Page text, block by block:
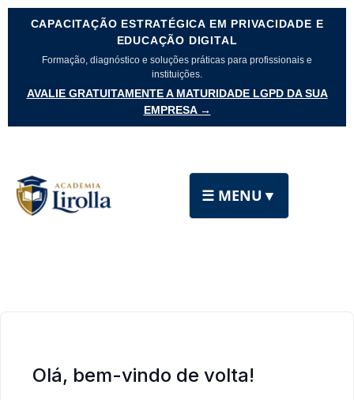
CAPACITAÇÃO ESTRATÉGICA EM PRIVACIDADE E
EDUCAÇÃO DIGITAL
Formação, diagnóstico e soluções práticas para profissionais e
instituições.
AVALIE GRATUITAMENTE A MATURIDADE LGPD DA SUA
EMPRESA →
☰ MENU ▼
Olá, bem-vindo de volta!